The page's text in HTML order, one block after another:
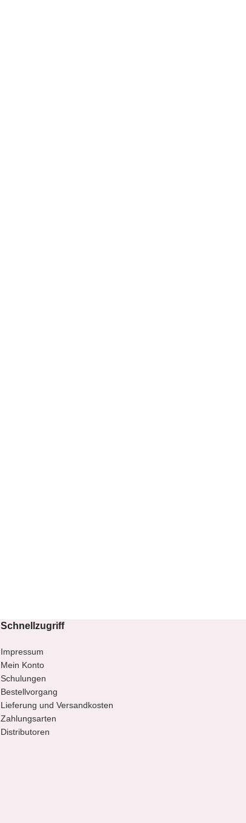
Schnellzugriff
Impressum
Mein Konto
Schulungen
Bestellvorgang
Lieferung und Versandkosten
Zahlungsarten
Distributoren